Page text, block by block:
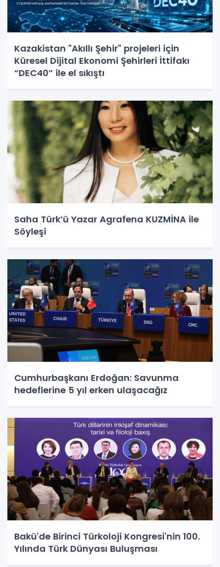
Kazakistan "Akıllı Şehir" projeleri için
Küresel Dijital Ekonomi Şehirleri İttifakı
“DEC40” ile el sıkıştı
Saha Türk’ü Yazar Agrafena KUZMİNA ile
Söyleşi
Cumhurbaşkanı Erdoğan: Savunma
hedeflerine 5 yıl erken ulaşacağız
Bakü'de Birinci Türkoloji Kongresi'nin 100.
Yılında Türk Dünyası Buluşması